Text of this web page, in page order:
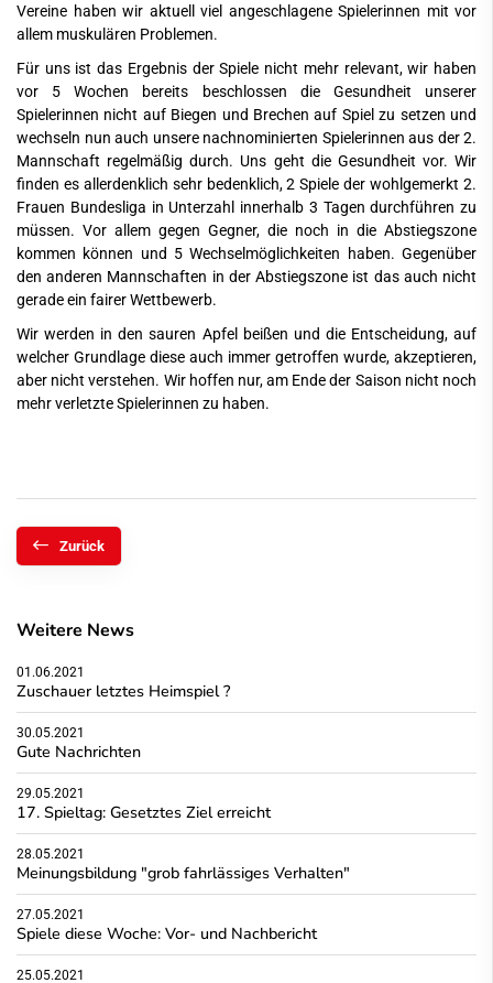
Vereine haben wir aktuell viel angeschlagene Spielerinnen mit vor
allem muskulären Problemen.
Für uns ist das Ergebnis der Spiele nicht mehr relevant, wir haben
vor 5 Wochen bereits beschlossen die Gesundheit unserer
Spielerinnen nicht auf Biegen und Brechen auf Spiel zu setzen und
wechseln nun auch unsere nachnominierten Spielerinnen aus der 2.
Mannschaft regelmäßig durch. Uns geht die Gesundheit vor. Wir
finden es allerdenklich sehr bedenklich, 2 Spiele der wohlgemerkt 2.
Frauen Bundesliga in Unterzahl innerhalb 3 Tagen durchführen zu
müssen. Vor allem gegen Gegner, die noch in die Abstiegszone
kommen können und 5 Wechselmöglichkeiten haben. Gegenüber
den anderen Mannschaften in der Abstiegszone ist das auch nicht
gerade ein fairer Wettbewerb.
Wir werden in den sauren Apfel beißen und die Entscheidung, auf
welcher Grundlage diese auch immer getroffen wurde, akzeptieren,
aber nicht verstehen. Wir hoffen nur, am Ende der Saison nicht noch
mehr verletzte Spielerinnen zu haben.
Zurück
Weitere News
01.06.2021
Zuschauer letztes Heimspiel ?
30.05.2021
Gute Nachrichten
29.05.2021
17. Spieltag: Gesetztes Ziel erreicht
28.05.2021
Meinungsbildung "grob fahrlässiges Verhalten"
27.05.2021
Spiele diese Woche: Vor- und Nachbericht
25.05.2021